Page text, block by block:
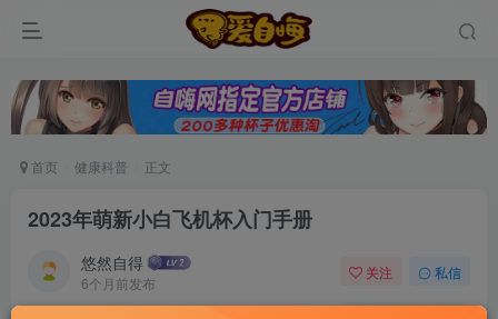
首页 健康科普 正文
2023年萌新小白飞机杯入门手册
悠然自得
6个月前发布
关注 私信